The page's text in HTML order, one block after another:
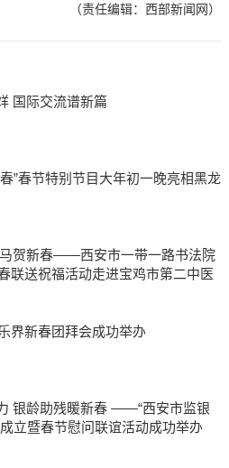
（责任编辑：西部新闻网）
国际交流谱新篇
”春节特别节目大年初一晚亮相黑龙
贺新春——西安市一带一路书法院
联送祝福活动走进宝鸡市第二中医
界新春团拜会成功举办
银龄助残暖新春 ——“西安市监银
立暨春节慰问联谊活动成功举办